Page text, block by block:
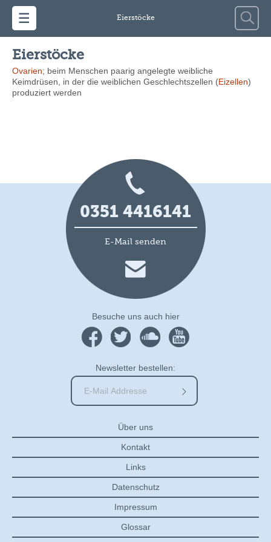
Eierstöcke
Suche
nach:
Eierstöcke
Ovarien; beim Menschen paarig angelegte weibliche
Keimdrüsen, in der die weiblichen Geschlechtszellen (Eizellen)
produziert werden
0351 4416141
E-Mail senden
Besuche uns auch hier
Newsletter bestellen:
Über uns
Kontakt
Links
Datenschutz
Impressum
Glossar